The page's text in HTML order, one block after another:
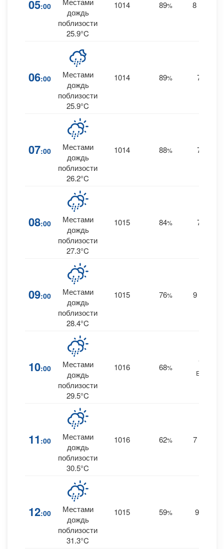
05:00
дождь
поблизости
25.9°C
1014 89% 8
06:00
Местами
дождь
поблизости
25.9°C
1014 89% 7
07:00
Местами
дождь
поблизости
26.2°C
1014 88% 7
08:00
Местами
дождь
поблизости
27.3°C
1015 84% 7
09:00
Местами
дождь
поблизости
28.4°C
1015 76% 9
10:00
Местами
дождь
поблизости
29.5°C
1016 68%
10
ESE
11 :00
Местами
дождь
поблизости
30.5°C
1016 62% 7
12:00
Местами
дождь
поблизости
31.3°C
1015 59% 9